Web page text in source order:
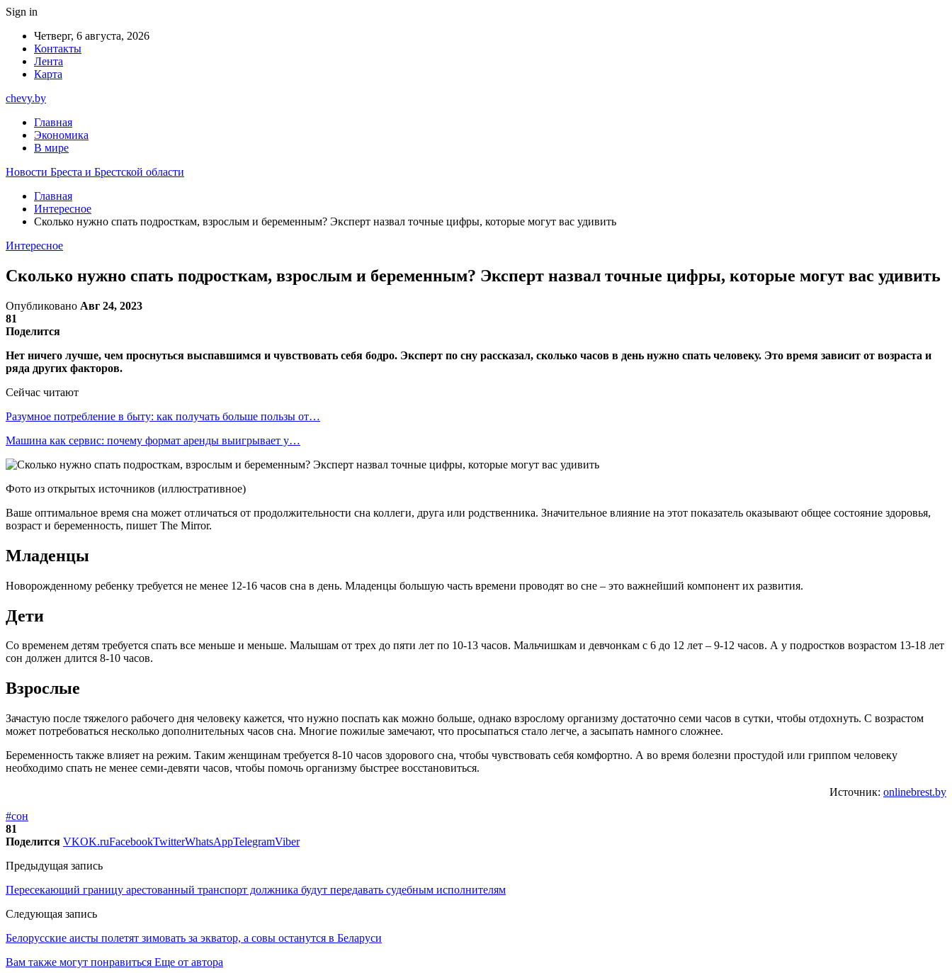
Sign in
Четверг, 6 августа, 2026
Контакты
Лента
Карта
chevy.by
Главная
Экономика
В мире
Новости Бреста и Брестской области
Главная
Интересное
Сколько нужно спать подросткам, взрослым и беременным? Эксперт назвал точные цифры, которые могут вас удивить
Интересное
Сколько нужно спать подросткам, взрослым и беременным? Эксперт назвал точные цифры, которые могут вас удивить
Опубликовано Авг 24, 2023
81
Поделится
Нет ничего лучше, чем проснуться выспавшимся и чувствовать себя бодро. Эксперт по сну рассказал, сколько часов в день нужно спать человеку. Это время зависит от возраста и
ряда других факторов.
Сейчас читают
Разумное потребление в быту: как получать больше пользы от…
Машина как сервис: почему формат аренды выигрывает у…
Фото из открытых источников (иллюстративное)
Ваше оптимальное время сна может отличаться от продолжительности сна коллеги, друга или родственника. Значительное влияние на этот показатель оказывают общее состояние здоровья,
возраст и беременность, пишет The Mirror.
Младенцы
Новорожденному ребенку требуется не менее 12-16 часов сна в день. Младенцы большую часть времени проводят во сне – это важнейший компонент их развития.
Дети
Со временем детям требуется спать все меньше и меньше. Малышам от трех до пяти лет по 10-13 часов. Мальчишкам и девчонкам с 6 до 12 лет – 9-12 часов. А у подростков возрастом 13-18 лет
сон должен длится 8-10 часов.
Взрослые
Зачастую после тяжелого рабочего дня человеку кажется, что нужно поспать как можно больше, однако взрослому организму достаточно семи часов в сутки, чтобы отдохнуть. С возрастом
может потребоваться несколько дополнительных часов сна. Многие пожилые замечают, что просыпаться стало легче, а засыпать намного сложнее.
Беременность также влияет на режим. Таким женщинам требуется 8-10 часов здорового сна, чтобы чувствовать себя комфортно. А во время болезни простудой или гриппом человеку
необходимо спать не менее семи-девяти часов, чтобы помочь организму быстрее восстановиться.
Источник: onlinebrest.by
#сон
81
Поделится VKOK.ruFacebookTwitterWhatsAppTelegramViber
Предыдущая запись
Пересекающий границу арестованный транспорт должника будут передавать судебным исполнителям
Следующая запись
Белорусские аисты полетят зимовать за экватор, а совы останутся в Беларуси
Вам также могут понравиться Еще от автора